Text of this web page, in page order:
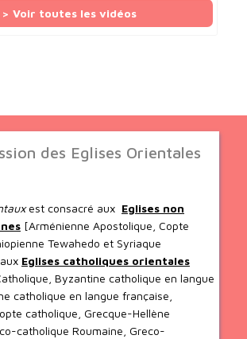
> Voir toutes les vidéos
des Eglises Orientales
est consacré aux Eglises non
[Arménienne Apostolique, Copte
Tewahedo et Syriaque
Eglises catholiques orientales
Byzantine catholique en langue
catholique en langue française,
catholique, Grecque-Hellène
catholique Roumaine, Greco-